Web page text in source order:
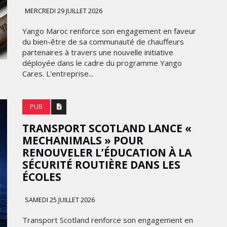
MERCREDI 29 JUILLET 2026
Yango Maroc renforce son engagement en faveur
du bien-être de sa communauté de chauffeurs
partenaires à travers une nouvelle initiative
déployée dans le cadre du programme Yango
Cares. L'entreprise...
PUB
TRANSPORT SCOTLAND LANCE «
MECHANIMALS » POUR
RENOUVELER L’ÉDUCATION À LA
SÉCURITÉ ROUTIÈRE DANS LES
ÉCOLES
SAMEDI 25 JUILLET 2026
Transport Scotland renforce son engagement en
NEVER"
MARDI 27 JANVIER 2026
MARKETING
RENTRÉE UNIVERSITAIRE : IKEA
CANADA LANCE « MADE FOR
ACCOMPAGNER LES
ÉTUDIANTS